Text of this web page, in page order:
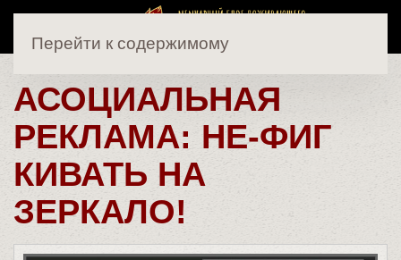
Перейти к содержимому
АСОЦИАЛЬНАЯ
РЕКЛАМА: НЕ-ФИГ
КИВАТЬ НА
ЗЕРКАЛО!